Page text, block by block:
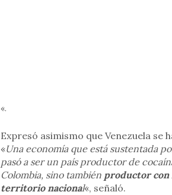
«.
Expresó asimismo que Venezuela
«Una economía que está sustentada
pasó a ser un país productor de
Colombia, sino también productor con
territorio nacional«, señaló.